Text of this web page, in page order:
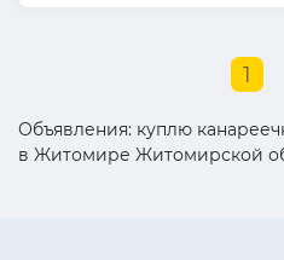
1
Объявления: куплю
в Житомире Житомирской